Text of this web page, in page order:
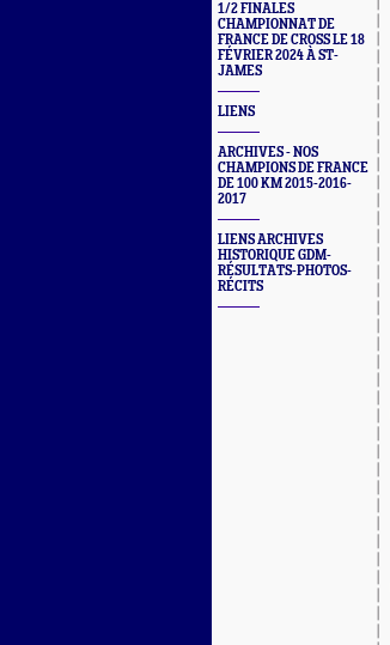
1/2 FINALES
CHAMPIONNAT DE
FRANCE DE CROSS LE 18
FÉVRIER 2024 À ST-
JAMES
LIENS
ARCHIVES - NOS
CHAMPIONS DE FRANCE
DE 100 KM 2015-2016-
2017
LIENS ARCHIVES
HISTORIQUE GDM-
RÉSULTATS-PHOTOS-
RÉCITS